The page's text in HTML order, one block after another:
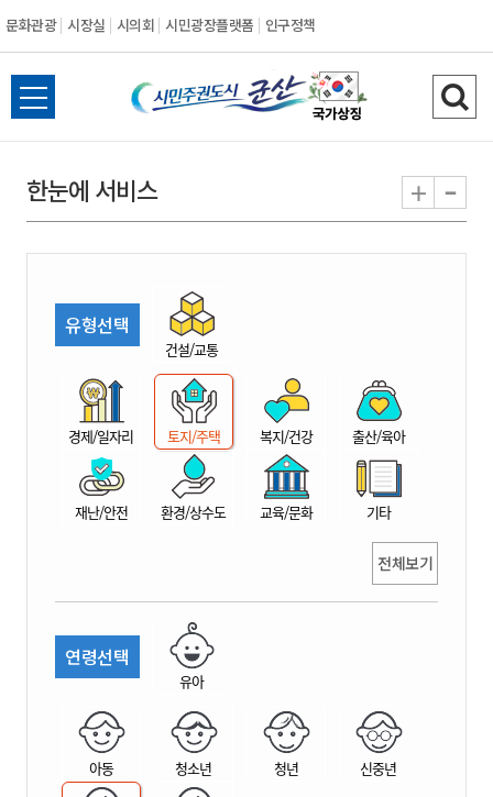
문화관광 시장실 시의회 시민광장플랫폼 인구정책
시
민
권
시
산
전
체
뉴
열
검
색
기
한눈에 서비스 + -
유형선택
건설/교통
경제/일자리 토지/주택 복지/건강 출산/육아
재난/안전 환경/상수도 교육/문화 기타
전체보기
연령선택
유아
아동 청소년 청년 신중년